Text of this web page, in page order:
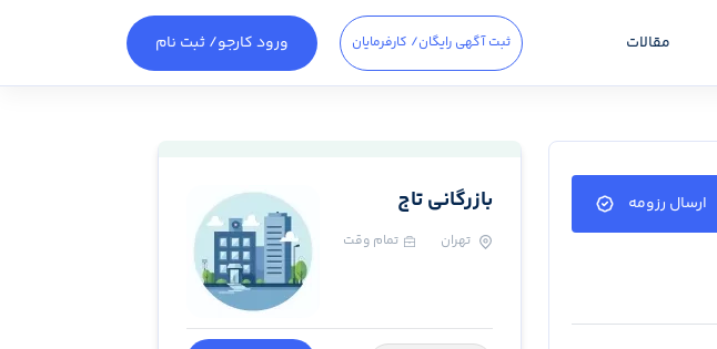
مقالات ثبت آگهی رایگان/ کارفرمایان ورود کارجو/ ثبت نام
ارسال رزومه بازرگانی تاج
تهران تمام وقت